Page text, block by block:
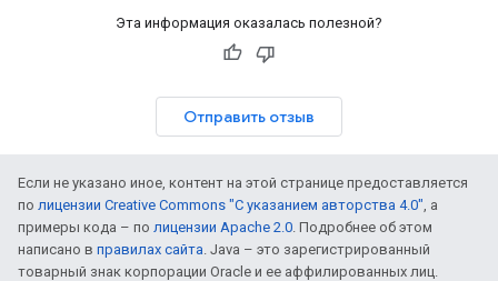
Эта информация оказалась полезной?
Отправить отзыв
Если не указано иное, контент на этой странице предоставляется
по лицензии Creative Commons "С указанием авторства 4.0", а
примеры кода – по лицензии Apache 2.0. Подробнее об этом
написано в правилах сайта. Java – это зарегистрированный
товарный знак корпорации Oracle и ее аффилированных лиц.